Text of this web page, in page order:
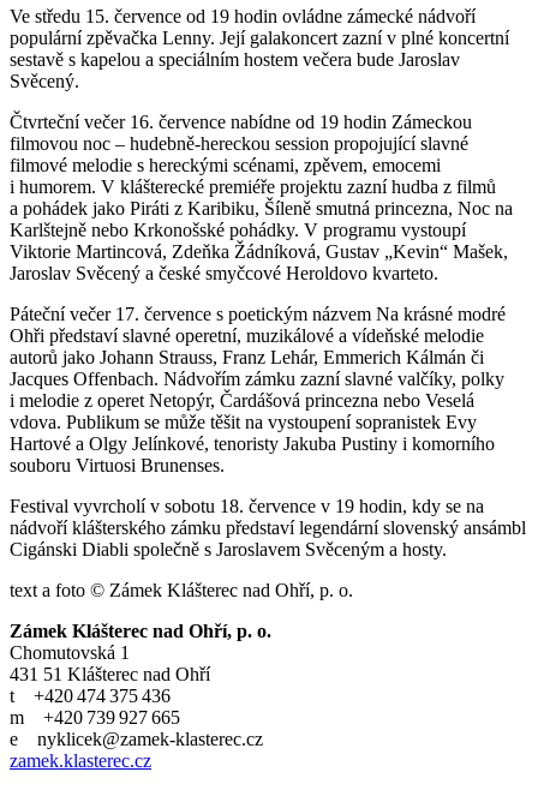
Ve středu 15. července od 19 hodin ovládne zámecké nádvoří
populární zpěvačka Lenny. Její galakoncert zazní v plné koncertní
sestavě s kapelou a speciálním hostem večera bude Jaroslav
Svěcený.
Čtvrteční večer 16. července nabídne od 19 hodin Zámeckou
filmovou noc – hudebně-hereckou session propojující slavné
filmové melodie s hereckými scénami, zpěvem, emocemi
i humorem. V klášterecké premiéře projektu zazní hudba z filmů
a pohádek jako Piráti z Karibiku, Šíleně smutná princezna, Noc na
Karlštejně nebo Krkonošské pohádky. V programu vystoupí
Viktorie Martincová, Zdeňka Žádníková, Gustav „Kevin“ Mašek,
Jaroslav Svěcený a české smyčcové Heroldovo kvarteto.
Páteční večer 17. července s poetickým názvem Na krásné modré
Ohři představí slavné operetní, muzikálové a vídeňské melodie
autorů jako Johann Strauss, Franz Lehár, Emmerich Kálmán či
Jacques Offenbach. Nádvořím zámku zazní slavné valčíky, polky
i melodie z operet Netopýr, Čardášová princezna nebo Veselá
vdova. Publikum se může těšit na vystoupení sopranistek Evy
Hartové a Olgy Jelínkové, tenoristy Jakuba Pustiny i komorního
souboru Virtuosi Brunenses.
Festival vyvrcholí v sobotu 18. července v 19 hodin, kdy se na
nádvoří klášterského zámku představí legendární slovenský ansámbl
Cigánski Diabli společně s Jaroslavem Svěceným a hosty.
text a foto © Zámek Klášterec nad Ohří, p. o.
Zámek Klášterec nad Ohří, p. o.
Chomutovská 1
431 51 Klášterec nad Ohří
t +420 474 375 436
m +420 739 927 665
e nyklicek@zamek-klasterec.cz
zamek.klasterec.cz